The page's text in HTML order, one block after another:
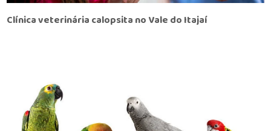
Clínica veterinária calopsita no Vale do Itajaí